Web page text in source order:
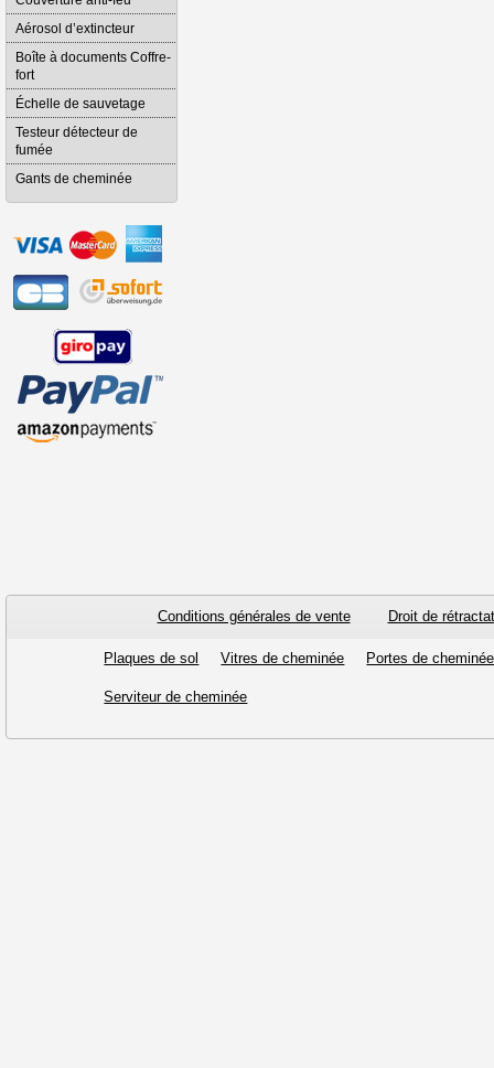
Aérosol d’extincteur
Boîte à documents Coffre-
fort
Échelle de sauvetage
Testeur détecteur de
fumée
Gants de cheminée
Conditions générales de vente Droit de
Plaques de sol Vitres de cheminée Portes de cheminée
Serviteur de cheminée